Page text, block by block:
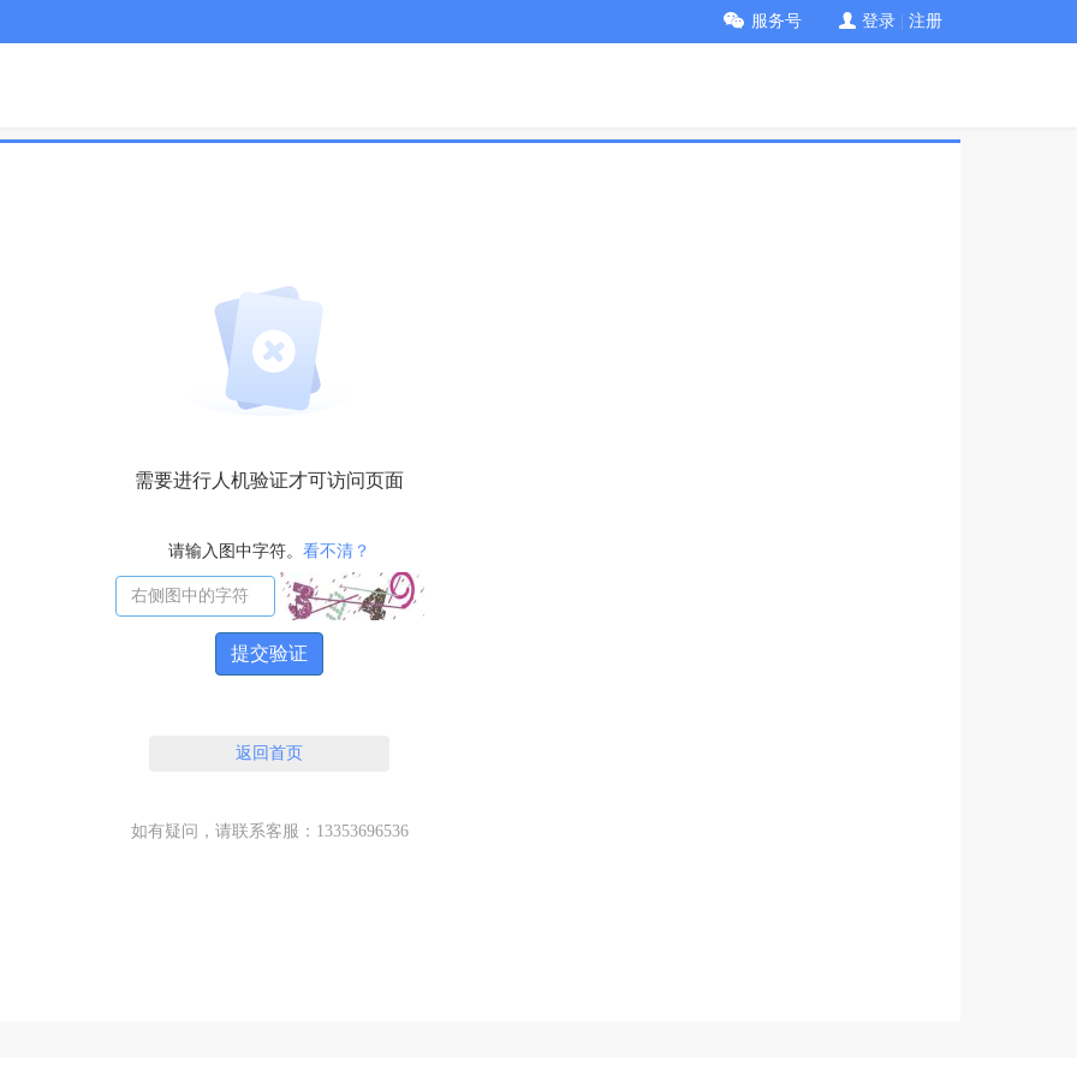
服务号 登录 注册
需要进行人机验证才可访问页面
请输入图中字符。 看不清？
提交验证
返回首页
如有疑问，请联系客服：13353696536